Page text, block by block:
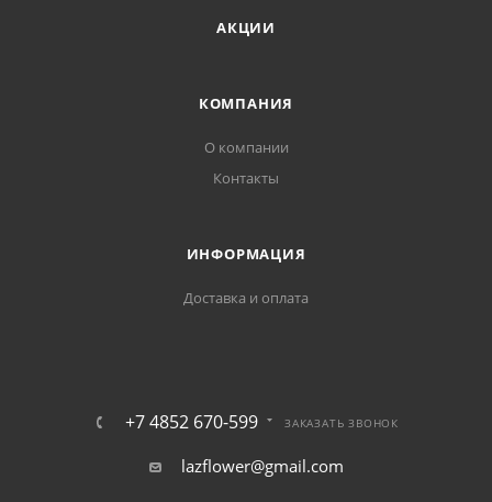
АКЦИИ
КОМПАНИЯ
О компании
Контакты
ИНФОРМАЦИЯ
Доставка и оплата
+7 4852 670-599 ЗАКАЗАТЬ ЗВОНОК
lazflower@gmail.com